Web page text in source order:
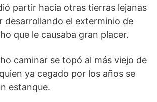
partir hacia otras tierras lejanas
desarrollando el exterminio de
que le causaba gran placer.
caminar se topó al más viejo de
ya cegado por los años se
estanque.